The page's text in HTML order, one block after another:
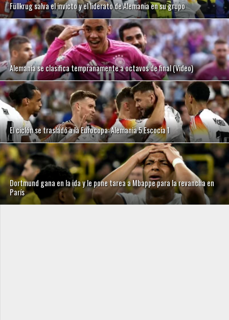
Füllkrug salva el invicto y el liderato de Alemania en su grupo
Alemania se clasifica tempranamente a octavos de final (Video)
El ciclón se trasladó a la Eurocopa: Alemania 5 Escocia 1
Dortmund gana en la ida y le pone tarea a Mbappe para la revancha en
París